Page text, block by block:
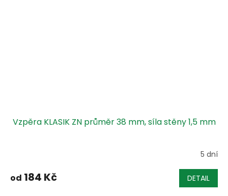
Vzpěra KLASIK ZN průměr 38 mm, síla stěny 1,5 mm
5 dní
od 184 Kč DETAIL